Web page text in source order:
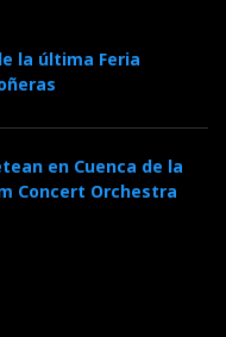
la última Feria
en Cuenca de la
Concert Orchestra